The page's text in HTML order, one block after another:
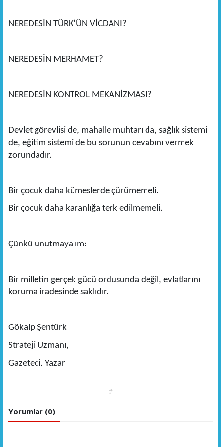
NEREDESİN TÜRK’ÜN VİCDANI?
NEREDESİN MERHAMET?
NEREDESİN KONTROL MEKANİZMASI?
Devlet görevlisi de, mahalle muhtarı da, sağlık sistemi
de, eğitim sistemi de bu sorunun cevabını vermek
zorundadır.
Bir çocuk daha kümeslerde çürümemeli.
Bir çocuk daha karanlığa terk edilmemeli.
Çünkü unutmayalım:
Bir milletin gerçek gücü ordusunda değil, evlatlarını
koruma iradesinde saklıdır.
Gökalp Şentürk
Strateji Uzmanı,
Gazeteci, Yazar
#
Yorumlar (0)